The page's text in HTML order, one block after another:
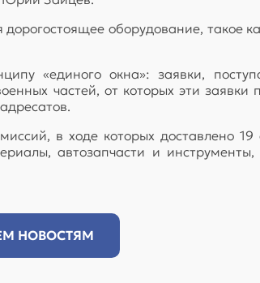
оборудование, такое
«единого окна»: заявки,
частей, от которых эти
в ходе которых доставлено
автозапчасти и
НОВОСТЯМ